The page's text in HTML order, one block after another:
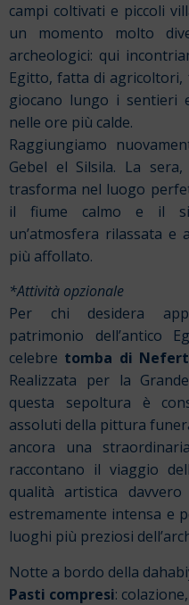
campi coltivati e piccoli
un momento molto
archeologici: qui
Egitto, fatta di
giocano lungo i sentieri
nelle ore più calde.
Raggiungiamo
Gebel el Silsila. La
trasforma nel luogo
il fiume calmo e il
un’atmosfera rilassata e
più affollato.
*Attività opzionale
Per chi desidera
patrimonio dell’antico
celebre tomba di
Realizzata per la
questa sepoltura è
assoluti della pittura
ancora una
raccontano il viaggio
qualità artistica
estremamente intensa e
luoghi più preziosi
Notte a bordo della
Pasti compresi: